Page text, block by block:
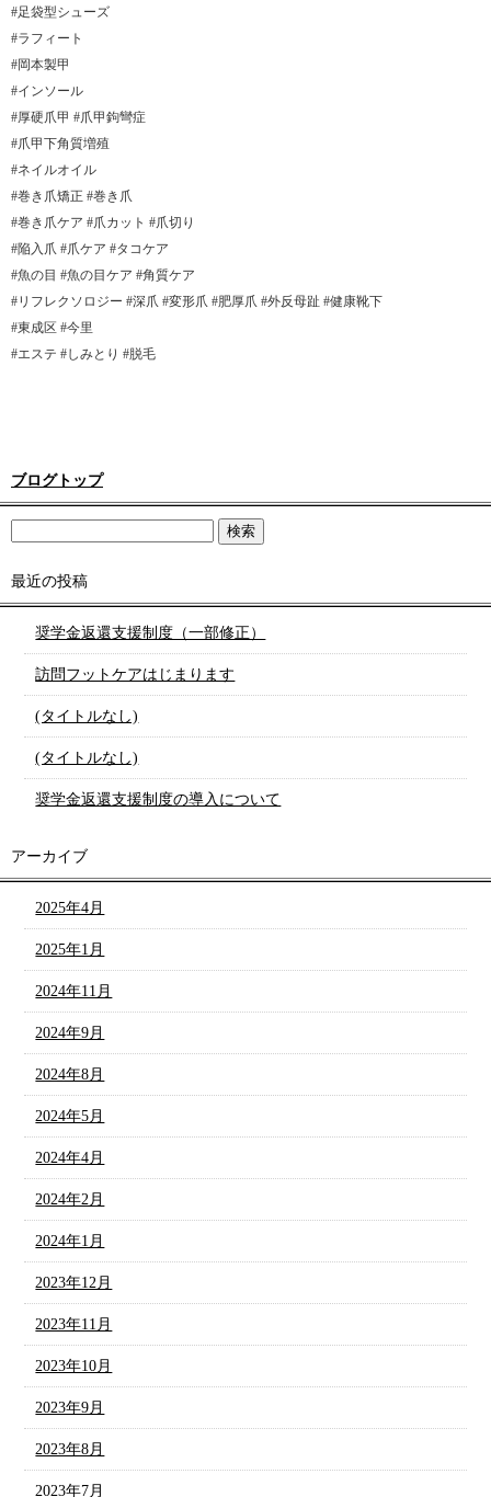
#足袋型シューズ
#ラフィート
#岡本製甲
#インソール
#厚硬爪甲 #爪甲鉤彎症
#爪甲下角質増殖
#ネイルオイル
#巻き爪矯正 #巻き爪
#巻き爪ケア #爪カット #爪切り
#陥入爪 #爪ケア #タコケア
#魚の目 #魚の目ケア #角質ケア
#リフレクソロジー #深爪 #変形爪 #肥厚爪 #外反母趾 #健康靴下
#東成区 #今里
#エステ #しみとり #脱毛
ブログトップ
最近の投稿
奨学金返還支援制度（一部修正）
訪問フットケアはじまります
(タイトルなし)
(タイトルなし)
奨学金返還支援制度の導入について
アーカイブ
2025年4月
2025年1月
2024年11月
2024年9月
2024年8月
2024年5月
2024年4月
2024年2月
2024年1月
2023年12月
2023年11月
2023年10月
2023年9月
2023年8月
2023年7月